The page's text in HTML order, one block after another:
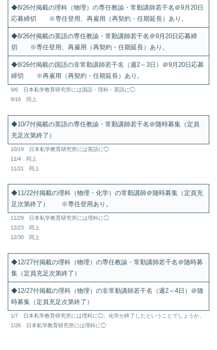
◆8/26付掲載の理科（物理）の専任教諭・常勤講師若干名＠9月20日
応募締切 ※専任登用、再雇用（再契約・任期延長）あり。
◆8/26付掲載の英語の専任教諭・常勤講師若干名＠9月20日応募締
切 ※専任登用、再雇用（再契約・任期延長）あり。
◆8/26付掲載の国語の非常勤講師若干名（週2～3日）＠9月20日応募
締切 ※再雇用（再契約・任期延長）あり。
9/6 日本私学教育研究所には国語・理科・英語に◯
9/16 同上
◆10/7付掲載の英語の専任教諭・常勤講師若干名＠随時募集（定員
充足次第終了）
10/19 日本私学教育研究所には英語に◯
11/4 同上
11/21 同上
◆11/22付掲載の理科（物理・化学）の常勤講師＠随時募集（定員充
足次第終了） ※専任登用あり。
11/29 日本私学教育研究所には理科に◯
12/23 同上
12/30 同上
◆12/27付掲載の理科（物理）の専任教諭・常勤講師若干名＠随時募
集（定員充足次第終了）
◆12/27付掲載の理科（物理）の非常勤講師若干名（週2～4日）＠随
時募集（定員充足次第終了）
1/7 日本私学教育研究所には理科に◯。化学が終了したということでしょうか。
1/26 日本私学教育研究所には理科に◯